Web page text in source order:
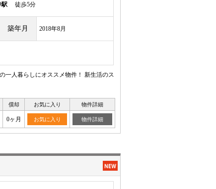
駅 徒歩5分
築年月 2018年8月
一人暮らしにオススメ物件！ 新生活のス
償却 お気に入り 物件詳細
0ヶ月 お気に入り 物件詳細